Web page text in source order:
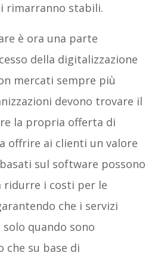
rimarranno stabili.
è ora una parte
della digitalizzazione
mercati sempre più
devono trovare il
la propria offerta di
offrire ai clienti un valore
sul software possono
ridurre i costi per le
che i servizi
quando sono
che su base di